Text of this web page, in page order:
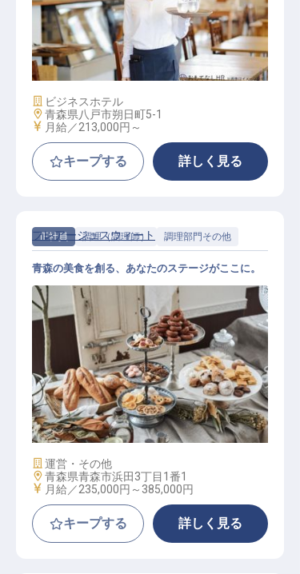
レストランサービス
施設業態
ビジネスホテル
勤務地
青森県八戸市朔日町5-1
給与
月給／213,000円～
キープする 詳しく見る
正社員 調理（調理師） 調理部門その他
調理スタッフ
フレアージュスウィート
青森の美食を創る、あなたのステージがここに。
施設業態
運営・その他
勤務地
青森県青森市浜田3丁目1番1
給与
月給／235,000円～ 385,000円
キープする 詳しく見る